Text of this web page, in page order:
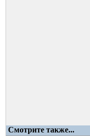
Смотрите также...